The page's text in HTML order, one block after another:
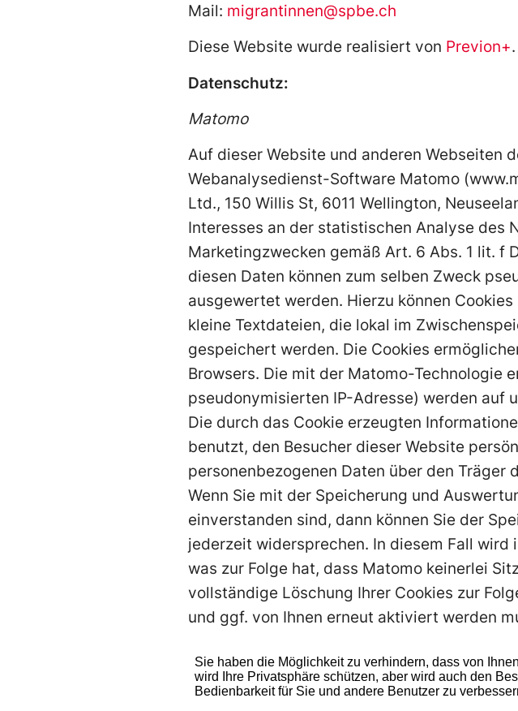
Mail: migrantinnen@spbe.ch
Diese Website wurde realisiert von Previon+.
Datenschutz:
Matomo
Auf dieser Website und anderen Webseiten
Webanalysedienst-Software Matomo
Ltd., 150 Willis St, 6011 Wellington,
Interesses an der statistischen Analyse des
Marketingzwecken gemäß Art. 6 Abs. 1 lit. f
diesen Daten können zum selben Zweck
ausgewertet werden. Hierzu können
kleine Textdateien, die lokal im
gespeichert werden. Die Cookies
Browsers. Die mit der Matomo-Technologie
pseudonymisierten IP-Adresse) werden auf
Die durch das Cookie erzeugten
benutzt, den Besucher dieser Website
personenbezogenen Daten über den Träger
Wenn Sie mit der Speicherung und
einverstanden sind, dann können Sie der
jederzeit widersprechen. In diesem Fall
was zur Folge hat, dass Matomo keinerlei
vollständige Löschung Ihrer Cookies zur
und ggf. von Ihnen erneut aktiviert werden